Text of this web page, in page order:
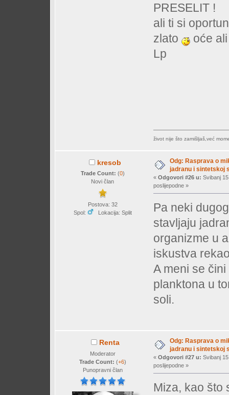
PRESELIT !
ali ti si
zlato
oće
Lp
život nije što zamišljaš,već
kresob
Trade Count: (0)
Novi član
Postova: 32
Spol:
Lokacija: Split
Odg: Rasprava o
jadranu i sintetskoj
« Odgovori #26 u: Svibanj
poslijepodne »
Pa neki
stavljaju
organizme u
iskustva
A meni se
planktona u
soli.
Renta
Moderator
Trade Count: (+6)
Punopravni član
Odg: Rasprava o
jadranu i sintetskoj
« Odgovori #27 u: Svibanj
poslijepodne »
Miza, kao što